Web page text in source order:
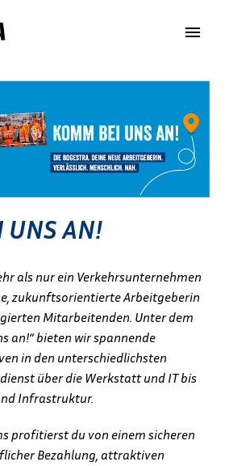
UNS AN!
als nur ein Verkehrsunternehmen
zukunftsorientierte Arbeitgeberin
Mitarbeitenden. Unter dem
an!“ bieten wir spannende
in den unterschiedlichsten
über die Werkstatt und IT bis
Infrastruktur.
profitierst du von einem sicheren
Bezahlung, attraktiven